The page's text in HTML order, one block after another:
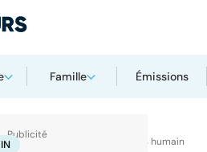
Famille Émissions
addictions Anatomie du corps humain